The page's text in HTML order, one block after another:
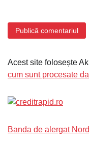
Acest site folosește
cum sunt procesate
Banda de alergat